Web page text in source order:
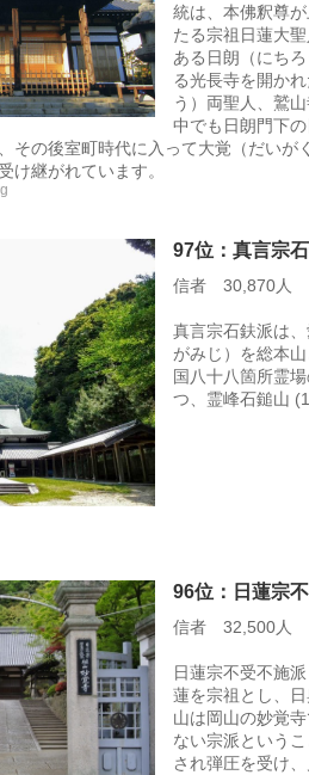
統は、本佛釈尊
たる宗祖日蓮大
ある日朗（にち
る光長寺を開か
う）両聖人、鷲
中でも日朗門下
その後室町時代に入って大覚（だい
け継がれています。
97位：真言宗
信者 30,870人
真言宗石鈇派は
がみじ）を総本
国八十八箇所霊
つ、霊峰石鎚山
96位：日蓮宗
信者 32,500人
日蓮宗不受不施
蓮を宗祖とし、
山は岡山の妙覚
ない宗派という
され弾圧を受け